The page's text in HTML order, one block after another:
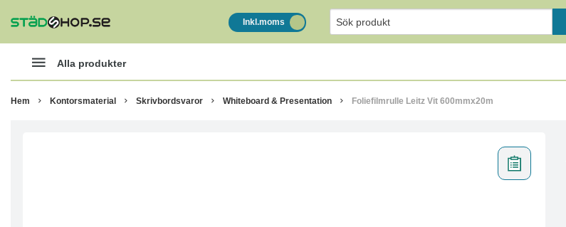
Inkl.moms
Alla produkter
Hem Kontorsmaterial Skrivbordsvaror Whiteboard & Presentation Foliefilmrulle Leitz Vit 600mmx20m